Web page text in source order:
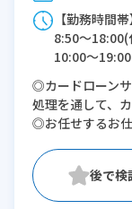
【勤務時間
8:50〜
10:00〜
12:00〜
※残業：1〜5
◎カードローン
処理を通して、
◎お任せするお